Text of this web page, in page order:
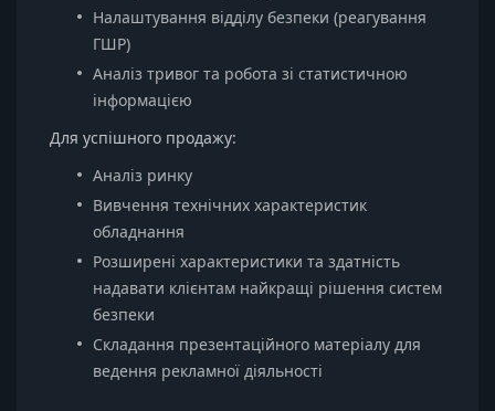
Налаштування відділу безпеки (реагування
ГШР)
Аналіз тривог та робота зі статистичною
інформацією
Для успішного продажу:
Аналіз ринку
Вивчення технічних характеристик
обладнання
Розширені характеристики та здатність
надавати клієнтам найкращі рішення систем
безпеки
Складання презентаційного матеріалу для
ведення рекламної діяльності